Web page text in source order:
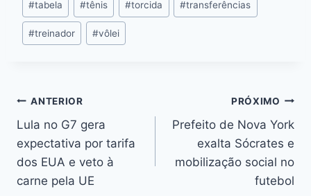
#tabela #tênis #torcida #transferências
#treinador #vôlei
ANTERIOR
Lula no G7 gera
expectativa por tarifa
dos EUA e veto à
carne pela UE
PRÓXIMO
Prefeito de Nova York
exalta Sócrates e
mobilização social no
futebol